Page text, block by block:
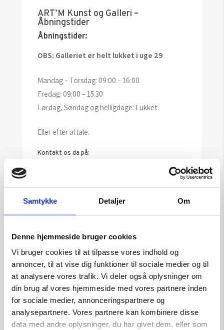
Samtykke Detaljer Om
Denne hjemmeside bruger cookies
Vi bruger cookies til at tilpasse vores indhold og
annoncer, til at vise dig funktioner til sociale medier og til
at analysere vores trafik. Vi deler også oplysninger om
din brug af vores hjemmeside med vores partnere inden
for sociale medier, annonceringspartnere og
analysepartnere. Vores partnere kan kombinere disse
data med andre oplysninger, du har givet dem, eller som
ART’M Kunst og Galleri –
Åbningstider
Åbningstider:
OBS: Galleriet er helt lukket i uge 29
Mandag – Torsdag: 09:00 – 16:00
Fredag: 09:00 – 15:30
Lørdag, Søndag og helligdage: Lukket
Eller efter aftale.
Kontakt os da på:
ændrede åbningstider.
Følg der med på voresFacebookogInstagram
side.